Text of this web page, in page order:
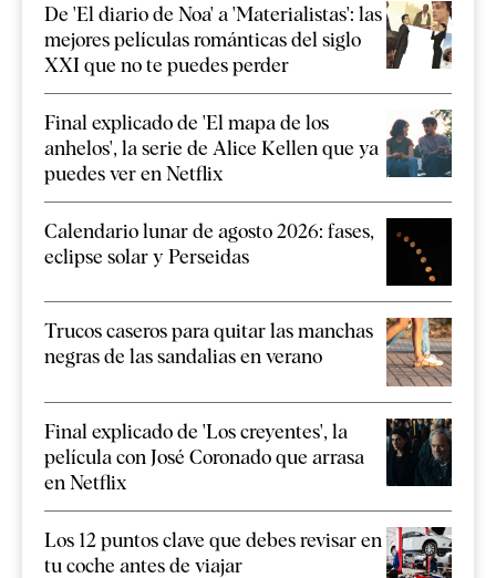
De 'El diario de Noa' a 'Materialistas': las
mejores películas románticas del siglo
XXI que no te puedes perder
Final explicado de 'El mapa de los
anhelos', la serie de Alice Kellen que ya
puedes ver en Netflix
Calendario lunar de agosto 2026: fases,
eclipse solar y Perseidas
Trucos caseros para quitar las manchas
negras de las sandalias en verano
Final explicado de 'Los creyentes', la
película con José Coronado que arrasa
en Netflix
Los 12 puntos clave que debes revisar en
tu coche antes de viajar